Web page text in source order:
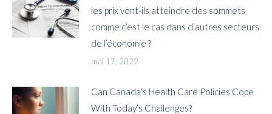
les prix vont-ils atteindre des sommets
comme c’est le cas dans d’autres secteurs
de l’économie ?
mai 17, 2022
Can Canada’s Health Care Policies Cope
With Today’s Challenges?